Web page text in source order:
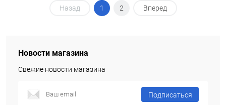
Назад 1 2 Вперед
Новости магазина
Свежие новости магазина
Подписаться